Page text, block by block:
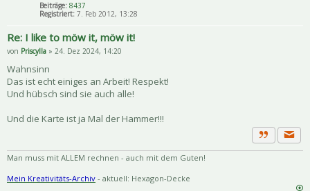
Beiträge: 8437
Registriert: 7. Feb 2012, 13:28
Re: I like to möw it, möw it!
von Priscylla » 24. Dez 2024, 14:20
Wahnsinn
Das ist echt einiges an Arbeit! Respekt!
Und hübsch sind sie auch alle!
Und die Karte ist ja Mal der Hammer!!!
Zitat
Man muss mit ALLEM rechnen - auch mit dem Guten!
Mein Kreativitäts-Archiv - aktuell: Hexagon-Decke